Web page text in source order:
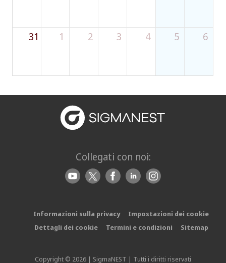
31 1 2 3 4 5 6
Collegati con noi:
Informazioni sulla privacy
Impostazioni dei cookie
Dettagli dei cookie
Termini e condizioni Sitemap
Copyright © 2026 | SigmaNEST | Tutti i diritti riservati